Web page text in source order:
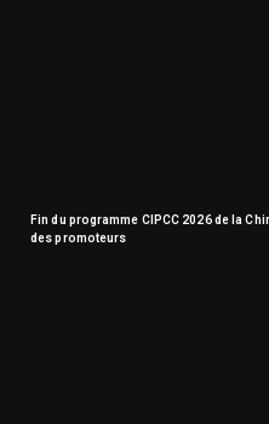
Fin du programme CIPCC 2026 de la
des promoteurs